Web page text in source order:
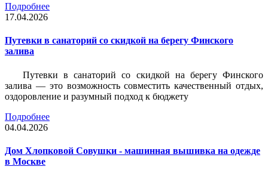
Подробнее
17.04.2026
Путевки в санаторий со скидкой на берегу Финского
залива
Путевки в санаторий со скидкой на берегу Финского
залива — это возможность совместить качественный отдых,
оздоровление и разумный подход к бюджету
Подробнее
04.04.2026
Дом Хлопковой Совушки - машинная вышивка на одежде
в Москве